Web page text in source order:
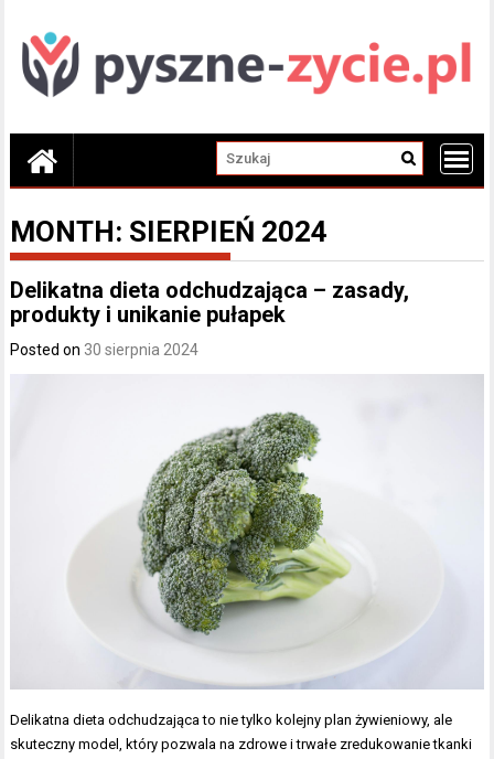
content
MONTH: SIERPIEŃ 2024
Delikatna dieta odchudzająca – zasady,
produkty i unikanie pułapek
Posted on 30 sierpnia 2024
Delikatna dieta odchudzająca to nie tylko kolejny plan żywieniowy, ale
skuteczny model, który pozwala na zdrowe i trwałe zredukowanie tkanki